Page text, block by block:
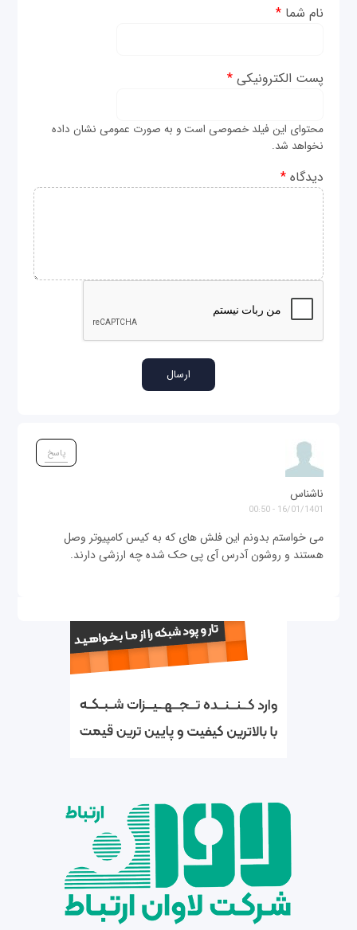
نام شما*
پست الکترونیکی*
محتوای این فیلد خصوصی است و به صورت عمومی نشان داده
نخواهد شد.
دیدگاه*
پاسخ
ناشناس
16/01/1401 - 00:50
می خواستم بدونم این فلش های که به کیس کامپیوتر وصل
هستند و روشون آدرس آی پی حک شده چه ارزشی دارند.